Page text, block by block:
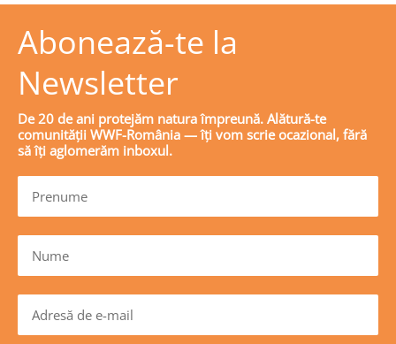
Abonează-te la
Newsletter
De 20 de ani protejăm natura împreună. Alătură-te
comunității WWF-România — îți vom scrie ocazional, fără
să îți aglomerăm inboxul.